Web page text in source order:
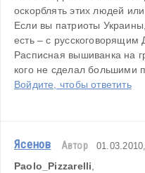
оскорблять этих людей
Если вы патриоты
есть – с русскоговорящим
Расписная вышиванка на
кого не сделал большими
Войдите, чтобы ответить
Ясенов Автор
Paolo_Pizzarelli,